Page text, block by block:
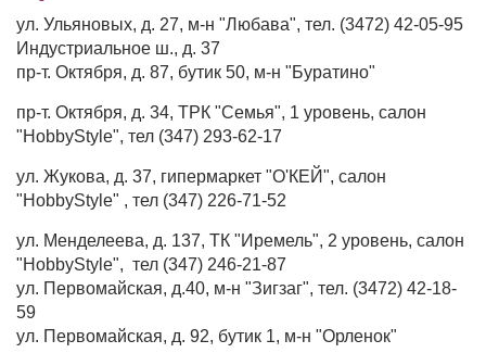
ул. Ульяновых, д. 27, м-н "Любава", тел. (3472) 42-05-95
Индустриальное ш., д. 37
пр-т. Октября, д. 87, бутик 50, м-н "Буратино"
пр-т. Октября, д. 34, ТРК "Семья", 1 уровень, салон
"HobbyStyle", тел (347) 293-62-17
ул. Жукова, д. 37, гипермаркет "О'КЕЙ", салон
"HobbyStyle" , тел (347) 226-71-52
ул. Менделеева, д. 137, ТК "Иремель", 2 уровень, салон
"HobbyStyle", тел (347) 246-21-87
ул. Первомайская, д.40, м-н "Зигзаг", тел. (3472) 42-18-
59
ул. Первомайская, д. 92, бутик 1, м-н "Орленок"